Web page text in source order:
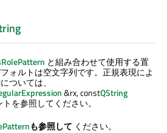
と組み合わせて使用する置
ォルトは空文字列です。正規表現によ
ついては、
&rx, constQString
を参照してください。
も参照して ください。